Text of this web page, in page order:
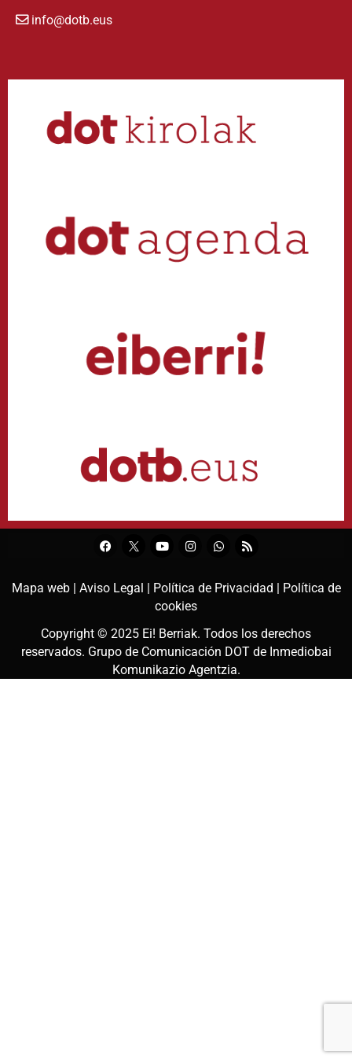
info@dotb.eus
Mapa web | Aviso Legal | Política de Privacidad |
Política de
cookies
Copyright © 2025 Ei! Berriak. Todos los derechos
reservados. Grupo de Comunicación DOT de Inmediobai
Komunikazio Agentzia.